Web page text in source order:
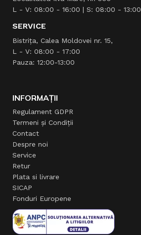
L - V: 08:00 - 16:00 | S: 08:00 - 13:00
SERVICE
Bistrița, Calea Moldovei nr. 15,
L - V: 08:00 - 17:00
Pauza: 12:00-13:00
INFORMAȚII
Regulament GDPR
Termeni și Condiții
Contact
Despre noi
Service
Retur
Plata si livrare
SICAP
Fonduri Europene